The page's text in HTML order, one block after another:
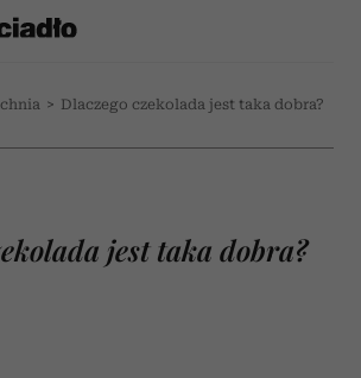
> Dlaczego czekolada jest taka dobra?
jest taka dobra?